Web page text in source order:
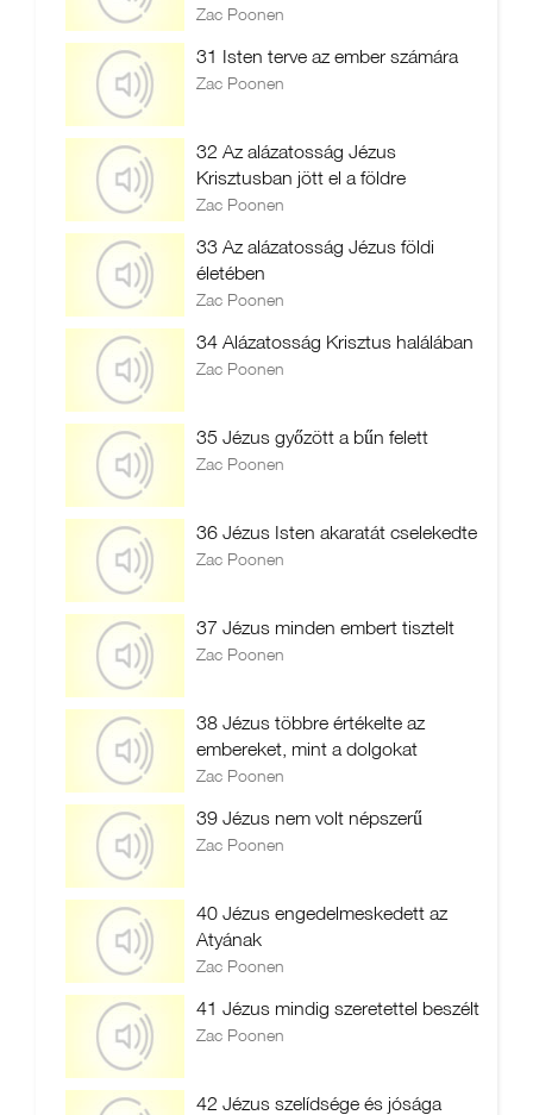
Zac Poonen
31 Isten terve az ember számára
Zac Poonen
32 Az alázatosság Jézus
Krisztusban jött el a földre
Zac Poonen
33 Az alázatosság Jézus földi
életében
Zac Poonen
34 Alázatosság Krisztus halálában
Zac Poonen
35 Jézus győzött a bűn felett
Zac Poonen
36 Jézus Isten akaratát cselekedte
Zac Poonen
37 Jézus minden embert tisztelt
Zac Poonen
38 Jézus többre értékelte az
embereket, mint a dolgokat
Zac Poonen
39 Jézus nem volt népszerű
Zac Poonen
40 Jézus engedelmeskedett az
Atyának
Zac Poonen
41 Jézus mindig szeretettel beszélt
Zac Poonen
42 Jézus szelídsége és jósága